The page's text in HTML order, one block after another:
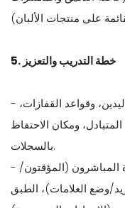
5. خطة التدريب والتعزيز
- قائمة مرجعية جديدة للتوظيف- غسل اليدين، وقواعد القفازات،
ومكان الاحتفاظ
بالسجلات.
- التدريب القائم على الأدوار- الطهاة المباشرون (المؤقتون/
وضع العلامات)، الطبق